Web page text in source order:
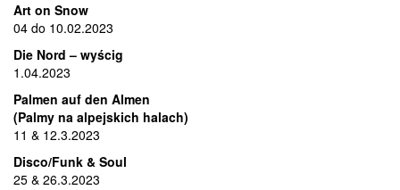
Art on Snow
04 do 10.02.2023
Die Nord – wyścig
1.04.2023
Palmen auf den Almen
(Palmy na alpejskich halach)
11 & 12.3.2023
Disco/Funk & Soul
25 & 26.3.2023